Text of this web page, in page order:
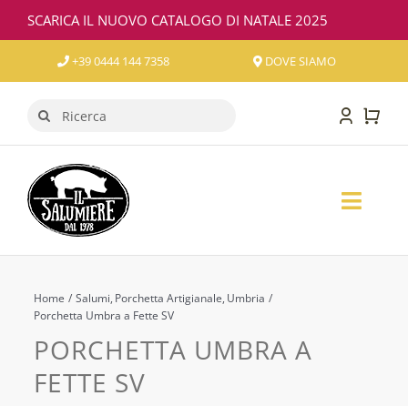
contenuto
SCARICA IL NUOVO CATALOGO DI NATALE 2025
+39 0444 144 7358 DOVE SIAMO
Cerca
Toggle
FORMAGGI
VINO
Home Salumi Porchetta Artigianale Umbria
Porchetta Umbra a Fette SV
PORCHETTA UMBRA A
FETTE SV